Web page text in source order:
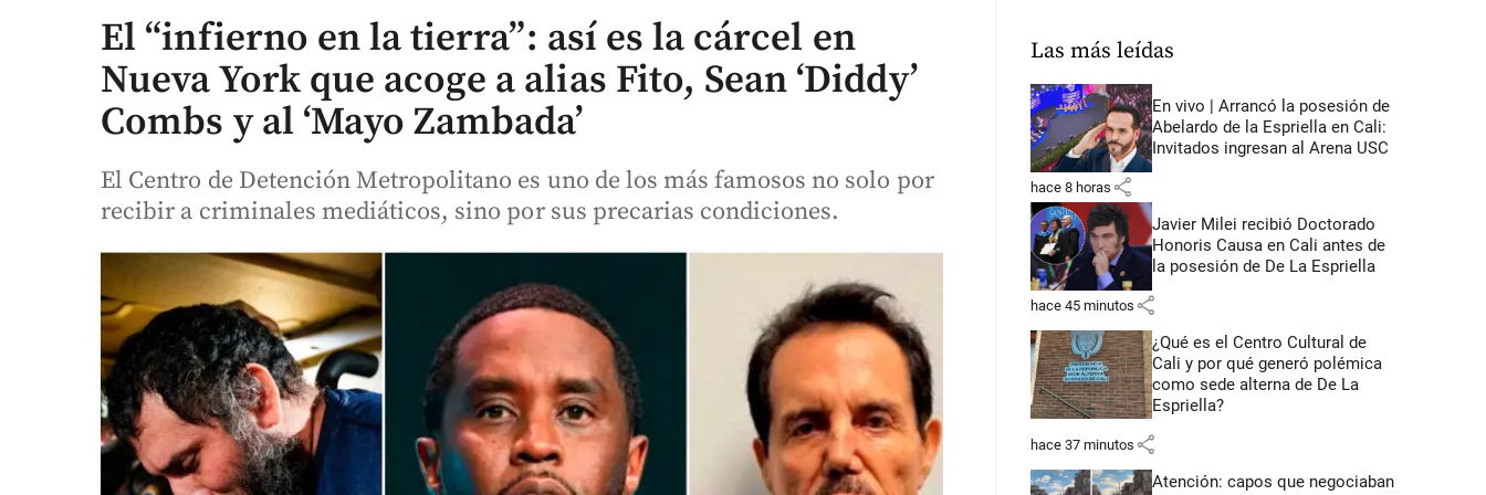
El “infierno en la tierra”: así es la cárcel en
Nueva York que acoge a alias Fito, Sean ‘Diddy’
Combs y al ‘Mayo Zambada’
El Centro de Detención Metropolitano es uno de los más famosos no solo por
recibir a criminales mediáticos, sino por sus precarias condiciones.
Las más leídas
En vivo | Arrancó la posesión de
Abelardo de la Espriella en Cali:
Invitados ingresan al Arena USC
hace 8 horas share
Javier Milei recibió Doctorado
Honoris Causa en Cali antes de
la posesión de De La Espriella
hace 45 minutos share
¿Qué es el Centro Cultural de
Cali y por qué generó polémica
como sede alterna de De La
Espriella?
hace 37 minutos share
Atención: capos que negociaban